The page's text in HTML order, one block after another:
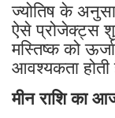
ज्योतिष के
ऐसे प्रोजेक्ट्स
मस्तिष्क को
आवश्यकता
मीन राशि का